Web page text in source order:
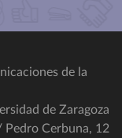
de la
de Zaragoza
Pedro Cerbuna, 12